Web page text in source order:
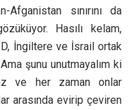
sınırını da
Hasılı kelam,
İngiltere ve İsrail ortak
şunu unutmayalım ki
ve her zaman onlar
arasında evirip çeviren